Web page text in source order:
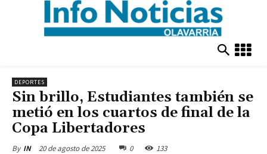
DEPORTES
Sin brillo, Estudiantes también se
metió en los cuartos de final de la
Copa Libertadores
By IN 20 de agosto de 2025 0 133